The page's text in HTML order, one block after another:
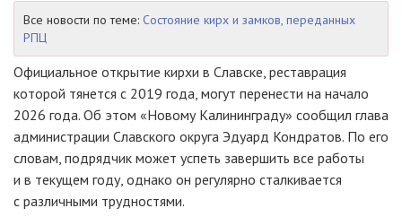
Все новости по теме: Состояние кирх и замков, переданных
РПЦ
Официальное открытие кирхи в Славске, реставрация
которой тянется с 2019 года, могут перенести на начало
2026 года. Об этом «Новому Калининграду» сообщил глава
администрации Славского округа Эдуард Кондратов. По его
словам, подрядчик может успеть завершить все работы
и в текущем году, однако он регулярно сталкивается
с различными трудностями.